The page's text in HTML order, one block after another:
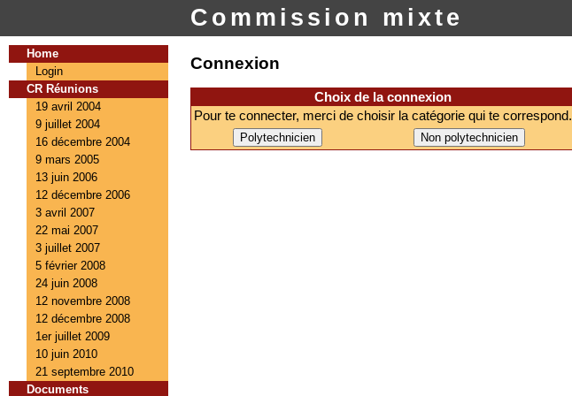
Commission mixte
Home
Login
CR Réunions
19 avril 2004
9 juillet 2004
16 décembre 2004
9 mars 2005
13 juin 2006
12 décembre 2006
3 avril 2007
22 mai 2007
3 juillet 2007
5 février 2008
24 juin 2008
12 novembre 2008
12 décembre 2008
1er juillet 2009
10 juin 2010
21 septembre 2010
Documents
Connexion
Choix de la connexion
Pour te connecter, merci de choisir la catégorie qui te correspond.